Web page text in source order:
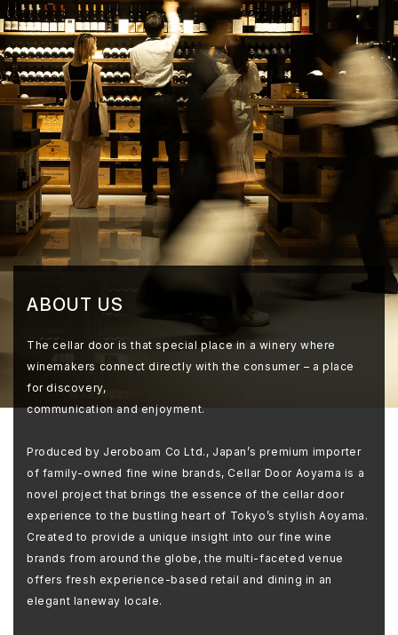
ABOUT US
The cellar door is that special place in a winery where
winemakers connect directly with the consumer – a place
for discovery,
communication and enjoyment.
Produced by Jeroboam Co Ltd., Japan’s premium importer
of family-owned fine wine brands, Cellar Door Aoyama is a
novel project that brings the essence of the cellar door
experience to the bustling heart of Tokyo’s stylish Aoyama.
Created to provide a unique insight into our fine wine
brands from around the globe, the multi-faceted venue
offers fresh experience-based retail and dining in an
elegant laneway locale.